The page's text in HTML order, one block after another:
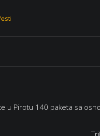
u Pirotu 140 paketa sa